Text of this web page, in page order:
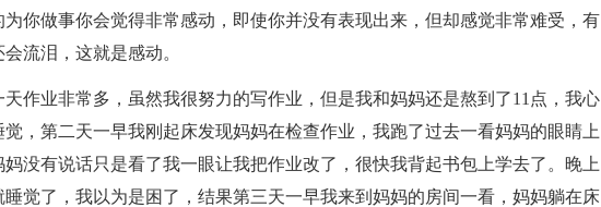
你做事你会觉得非常感动，即使你并没有表现出来，但却感觉非常难受，有
流泪，这就是感动。
作业非常多，虽然我很努力的写作业，但是我和妈妈还是熬到了11点，我心
，第二天一早我刚起床发现妈妈在检查作业，我跑了过去一看妈妈的眼睛上
没有说话只是看了我一眼让我把作业改了，很快我背起书包上学去了。晚上
觉了，我以为是困了，结果第三天一早我来到妈妈的房间一看，妈妈躺在床